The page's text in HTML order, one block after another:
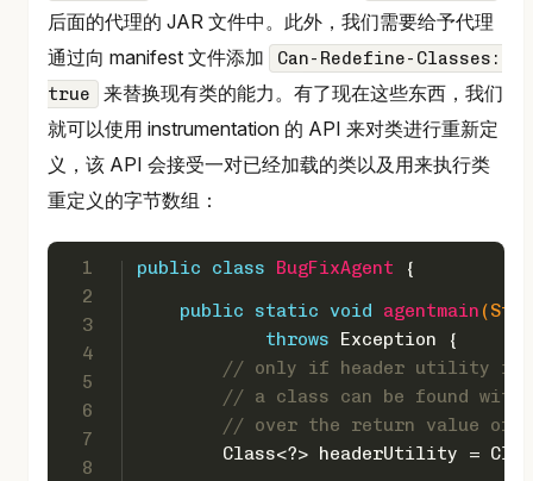
后面的代理的 JAR 文件中。此外，我们需要给予代理
通过向 manifest 文件添加
Can-Redefine-Classes:
true
来替换现有类的能力。有了现在这些东西，我们
就可以使用 instrumentation 的 API 来对类进行重新定
义，该 API 会接受一对已经加载的类以及用来执行类
重定义的字节数组：
1
2
3
4
5
6
7
8
public class BugFixAgent {
public
static void agentmain
throws Exception {
// only if header utility is
// a class can be found
// over the return value of
Class<?> headerUtility =